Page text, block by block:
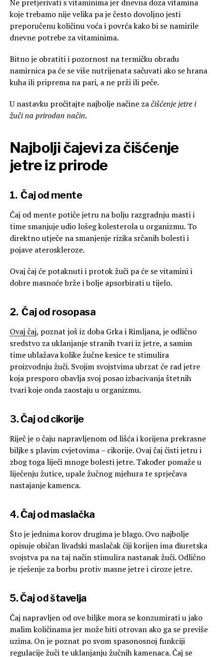
Ne pretjerivati s vitaminima jer dnevna doza vitamina
koje trebamo nije velika pa je često dovoljno jesti
preporučenu količinu voća i povrća kako bi se namirile
dnevne potrebe za vitaminima.
Bitno je obratiti i pozornost na termičku obradu
namirnica pa će se više nutrijenata sačuvati ako se hrana
kuha ili priprema na pari, a ne prži ili peče.
U nastavku pročitajte najbolje načine začišćenje jetre i
žuči na prirodan način.
Najboljičajevi za čišćenje
jetre iz prirode
1. Čaj od mente
Čaj od mente potiče jetru na bolju razgradnju masti i
time smanjuje udio lošeg kolesterola u organizmu. To
direktno utječe na smanjenje rizika srčanih bolesti i
pojave ateroskleroze.
Ovaj čaj će potaknuti i protok žuči pa će se vitamini i
dobre masnoće brže i bolje apsorbirati u tijelo.
2. Čaj od rosopasa
Ovaj čaj, poznat još iz doba Grka i Rimljana, je odlično
sredstvo za uklanjanje stranih tvari iz jetre, a samim
time ublažava kolike žučne kesice te stimulira
proizvodnju žuči. Svojim svojstvima ubrzat će rad jetre
koja presporo obavlja svoj posao izbacivanja štetnih
tvari koje onda zaostaju u organizmu.
3. Čaj od cikorije
Riječ je o čaju napravljenom od lišća i korijena prekrasne
biljke s plavim cvjetovima – cikorije. Ovaj čaj čisti jetru i
zbog toga liječi mnoge bolesti jetre. Također pomaže u
liječenju žutice, upale žučnog mjehura te sprječava
nastajanje kamenca.
4. Čaj od maslačka
Što je jednima korov drugima je blago. Ovo najbolje
opisuje običan livadski maslačak čiji korijen ima diuretska
svojstva pa na taj način stimulira nastanak žuči. Odlično
je rješenje za borbu protiv masne jetre i ciroze jetre.
5. Čaj od štavelja
Čaj napravljen od ove biljke mora se konzumirati u jako
malim količinama jer može biti otrovan ako ga se previše
uzima. On je poznat po svom spasonosnoj funkciji
regulacije žuči te uklanjanju žučnih kamenaca. Čaj se